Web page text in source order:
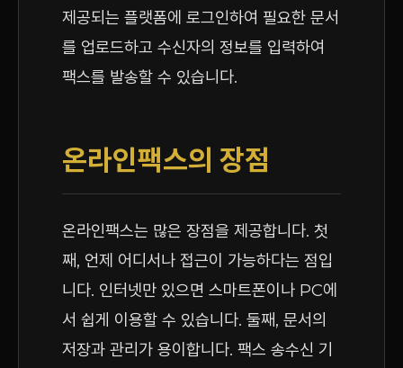
제공되는 플랫폼에 로그인하여 필요한 문서
를 업로드하고 수신자의 정보를 입력하여
팩스를 발송할 수 있습니다.
온라인팩스의 장점
온라인팩스는 많은 장점을 제공합니다. 첫
째, 언제 어디서나 접근이 가능하다는 점입
니다. 인터넷만 있으면 스마트폰이나 PC에
서 쉽게 이용할 수 있습니다. 둘째, 문서의
저장과 관리가 용이합니다. 팩스 송수신 기